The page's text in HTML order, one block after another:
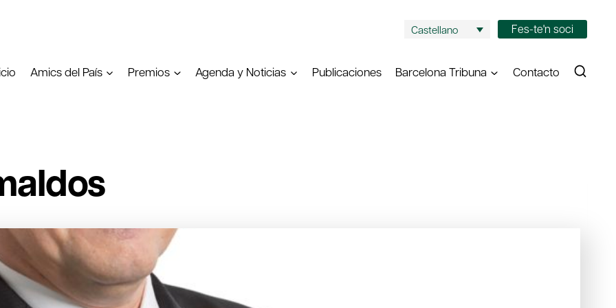
Castellano Fes-te'n soci
Amics del País Premios Agenda y Noticias Publicaciones Barcelona Tribuna Contacto